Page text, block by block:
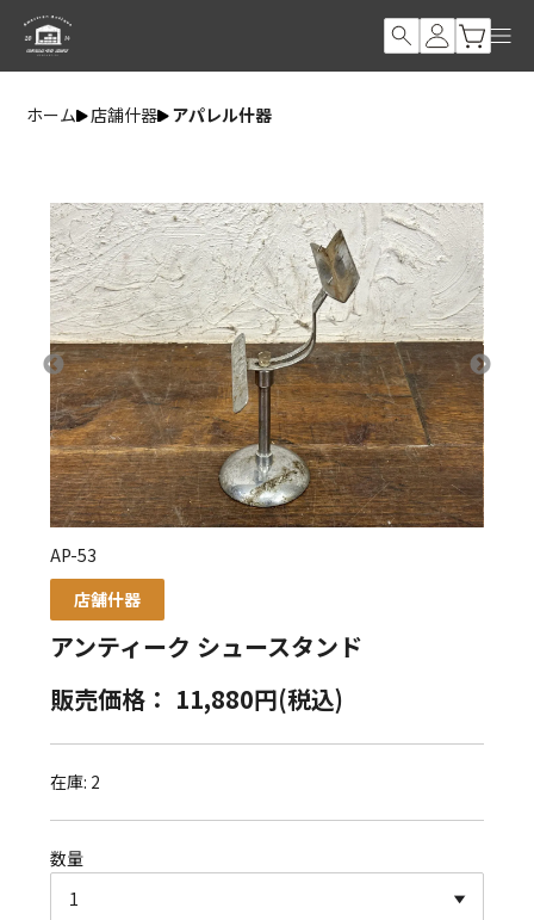
ホーム 店舗什器 アパレル什器
AP-53
店舗什器
アンティーク シュースタンド
販売価格： 11,880円(税込)
在庫: 2
数量